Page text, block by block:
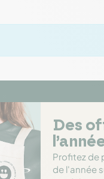
Des
Profitez de
de l'année